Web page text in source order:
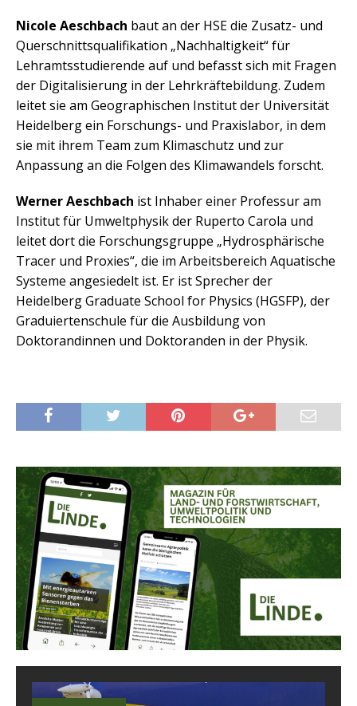
Nicole Aeschbach baut an der HSE die Zusatz- und
Querschnittsqualifikation „Nachhaltigkeit“ für
Lehramtsstudierende auf und befasst sich mit Fragen
der Digitalisierung in der Lehrkräftebildung. Zudem
leitet sie am Geographischen Institut der Universität
Heidelberg ein Forschungs- und Praxislabor, in dem
sie mit ihrem Team zum Klimaschutz und zur
Anpassung an die Folgen des Klimawandels forscht.
Werner Aeschbach ist Inhaber einer Professur am
Institut für Umweltphysik der Ruperto Carola und
leitet dort die Forschungsgruppe „Hydrosphärische
Tracer und Proxies“, die im Arbeitsbereich Aquatische
Systeme angesiedelt ist. Er ist Sprecher der
Heidelberg Graduate School for Physics (HGSFP), der
Graduiertenschule für die Ausbildung von
Doktorandinnen und Doktoranden in der Physik.